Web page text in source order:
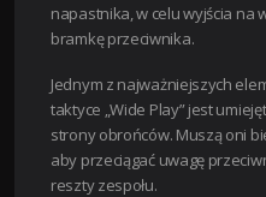
napastnika, w celu wyjścia na
bramkę przeciwnika.
Jednym z najważniejszych
taktyce „Wide Play” jest
strony obrońców. Muszą oni
aby przeciągać uwagę
reszty zespołu.